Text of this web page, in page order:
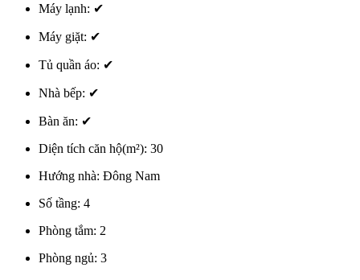
Máy lạnh: ✔
Máy giặt: ✔
Tủ quần áo: ✔
Nhà bếp: ✔
Bàn ăn: ✔
Diện tích căn hộ(m²): 30
Hướng nhà: Đông Nam
Số tầng: 4
Phòng tắm: 2
Phòng ngủ: 3